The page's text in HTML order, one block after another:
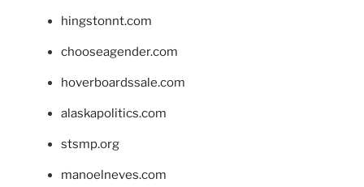
hingstonnt.com
chooseagender.com
hoverboardssale.com
alaskapolitics.com
stsmp.org
manoelneves.com